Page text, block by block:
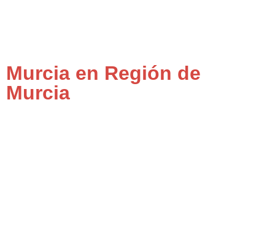
Murcia en Región de
Murcia